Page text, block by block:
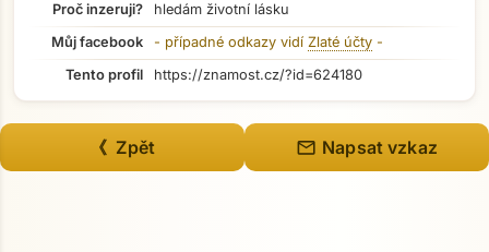
Proč inzeruji?
hledám životní lásku
Můj facebook
- případné odkazy vidí Zlaté účty -
Tento profil
https://znamost.cz/?id=624180
《 Zpět mail Napsat vzkaz